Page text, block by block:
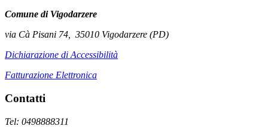
Comune di Vigodarzere
via Cà Pisani 74, 35010 Vigodarzere (PD)
Dichiarazione di Accessibilità
Fatturazione Elettronica
Contatti
Tel: 0498888311